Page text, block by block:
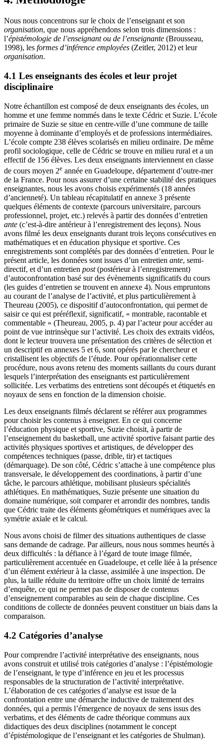
Nous nous concentrons sur le choix de l’enseignant et son
organisation, que nous appréhendons selon trois dimensions :
l’épistémologie de l’enseignant ou de l’enseignante (Brousseau,
1998), les formes d’inférence employées (Zeitler, 2012) et leur
organisation.
4.1 Les enseignants des écoles et leur projet
disciplinaire
Notre échantillon est composé de deux enseignants des écoles, un
homme et une femme nommés dans le texte Cédric et Suzie. L’école
primaire de Suzie se situe en centre-ville d’une commune de taille
moyenne à dominante d’employés et de professions intermédiaires.
L’école compte 238 élèves scolarisés en milieu ordinaire. De même
profil sociologique, celle de Cédric se trouve en milieu rural et a un
effectif de 156 élèves. Les deux enseignants interviennent en classe
de cours moyen 2e année en Guadeloupe, département d’outre-mer
de la France. Pour nous assurer d’une certaine stabilité des pratiques
enseignantes, nous les avons choisis expérimentés (18 années
d’ancienneté). Un tableau récapitulatif en annexe 3 présente
quelques éléments de contexte (parcours universitaire, parcours
professionnel, projet, etc.) relevés à partir des données d’entretien
ante (c’est-à-dire antérieur à l’enregistrement des leçons). Nous
avons filmé les deux enseignants durant trois leçons consécutives en
mathématiques et en éducation physique et sportive. Ces
enregistrements sont complétés par des données d’entretien. Pour le
présent article, les données sont issues d’un entretien ante, semi-
directif, et d’un entretien post(postérieur à l’enregistrement)
d’autoconfrontation basé sur des évènements significatifs du cours
(les guides d’entretien se trouvent en annexe 4). Nous empruntons
au courant de l’analyse de l’activité, et plus particulièrement à
Theureau (2005), ce dispositif d’autoconfrontation, qui permet de
saisir ce qui est préréflexif, significatif, « montrable, racontable et
commentable » (Theureau, 2005, p. 4) par l’acteur pour accéder au
point de vue intrinsèque sur l’activité. Les choix des extraits vidéos,
dont le lecteur trouvera une présentation des critères de sélection et
un descriptif en annexes 5 et 6, sont opérés par le chercheur et
cristallisent les objectifs de l’étude. Pour opérationnaliser cette
procédure, nous avons retenu des moments saillants du cours durant
lesquels l’interprétation des enseignants est particulièrement
sollicitée. Les verbatims des entretiens sont découpés et étiquetés en
noyaux de sens en fonction de la dimension choisie.
Les deux enseignants filmés déclarent se référer aux programmes
pour choisir les contenus à enseigner. En ce qui concerne
l’éducation physique et sportive, Suzie choisit, à partir de
l’enseignement du basketball, une activité sportive faisant partie des
activités physiques sportives et artistiques, de développer des
compétences techniques (passe, drible, tir) et tactiques
(démarquage). De son côté, Cédric s’attache à une compétence plus
transversale, le développement des coordinations, à partir d’une
tâche, le parcours athlétique, mobilisant plusieurs spécialités
athlétiques. En mathématiques, Suzie présente une situation du
domaine numérique, soit comparer et arrondir des nombres, tandis
que Cédric traite des éléments géométriques et numériques avec la
symétrie axiale et le calcul.
Nous avons choisi de filmer des situations authentiques de classe
sans demande de cadrage. Par ailleurs, nous nous sommes heurtés à
deux difficultés : la défiance à l’égard de toute image filmée,
particulièrement accentuée en Guadeloupe, et celle liée à la présence
d’un élément extérieur à la classe, assimilée à une inspection. De
plus, la taille réduite du territoire offre un choix limité de terrains
d’enquête, ce qui ne permet pas de disposer de contenus
d’enseignement comparables au sein de chaque discipline. Ces
conditions de collecte de données peuvent constituer un biais dans la
comparaison.
4.2 Catégories d’analyse
Pour comprendre l’activité interprétative des enseignants, nous
avons construit et utilisé trois catégories d’analyse : l’épistémologie
de l’enseignant, le type d’inférence en jeu et les processus
responsables de la structuration de l’activité interprétative.
L’élaboration de ces catégories d’analyse est issue de la
confrontation entre une démarche inductive de traitement des
données, qui a permis l’émergence de noyaux de sens issus des
verbatims, et des éléments de cadre théorique communs aux
didactiques des deux disciplines (notamment le concept
d’épistémologique de l’enseignant et les catégories de Shulman).